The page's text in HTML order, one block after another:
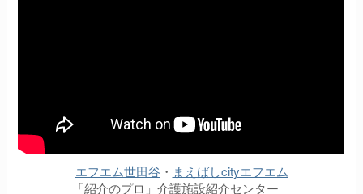
エフエム世田谷 ・ まえばしcityエフエム
「紹介のプロ」介護施設紹介センター